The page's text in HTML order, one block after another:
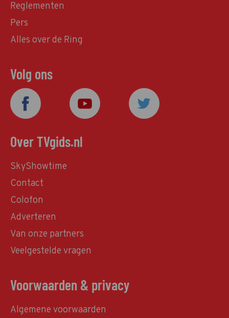
Reglementen
Pers
Alles over de Ring
Volg ons
Over TVgids.nl
SkyShowtime
Contact
Colofon
Adverteren
Van onze partners
Veelgestelde vragen
Voorwaarden & privacy
Algemene voorwaarden